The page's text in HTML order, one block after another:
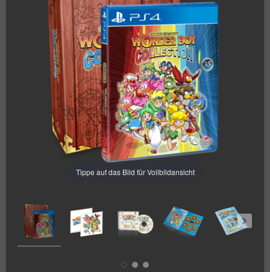
Tippe auf das Bild für Vollbildansicht